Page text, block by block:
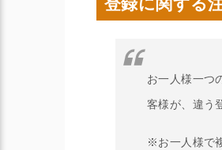
お一人様一つ
客様が、違う
※お一人様で